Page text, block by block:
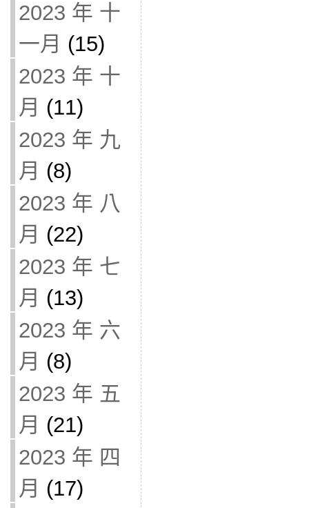
2023 年 十
一月 (15)
2023 年 十
月 (11)
2023 年 九
月 (8)
2023 年 八
月 (22)
2023 年 七
月 (13)
2023 年 六
月 (8)
2023 年 五
月 (21)
2023 年 四
月 (17)